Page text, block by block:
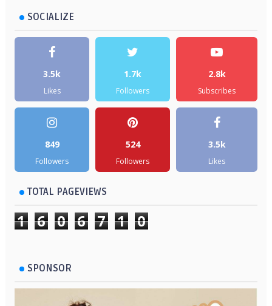
SOCIALIZE
3.5k
Likes
1.7k
Followers
2.8k
Subscribes
849
Followers
524
Followers
3.5k
Likes
TOTAL PAGEVIEWS
1 6 0 6 7 1 0
SPONSOR